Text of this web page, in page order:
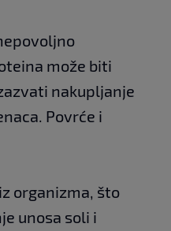
može biti
nakupljanje
Povrće i
organizma, što
unosa soli i